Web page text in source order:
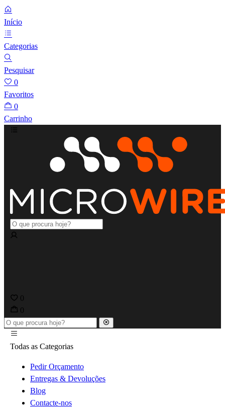
Início
Categorias
Pesquisar
0
Favoritos
0
Carrinho
0
0
Todas as Categorias
Pedir Orçamento
Entregas & Devoluções
Blog
Contacte-nos